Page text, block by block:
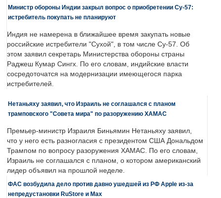
Министр обороны Индии закрыл вопрос о приобретении Су-57:
истребитель покупать не планируют
Индия не намерена в ближайшее время закупать новые
российские истребители "Сухой", в том числе Су-57. Об
этом заявил секретарь Министерства обороны страны
Раджеш Кумар Сингх. По его словам, индийские власти
сосредоточатся на модернизации имеющегося парка
истребителей.
Нетаньяху заявил, что Израиль не соглашался с планом
трамповского "Совета мира" по разоружению ХАМАС
Премьер-министр Израиля Биньямин Нетаньяху заявил,
что у него есть разногласия с президентом США Дональдом
Трампом по вопросу разоружения ХАМАС. По его словам,
Израиль не соглашался с планом, о котором американский
лидер объявил на прошлой неделе.
ФАС возбудила дело против давно ушедшей из РФ Apple из-за
непредустановки RuStore и Max